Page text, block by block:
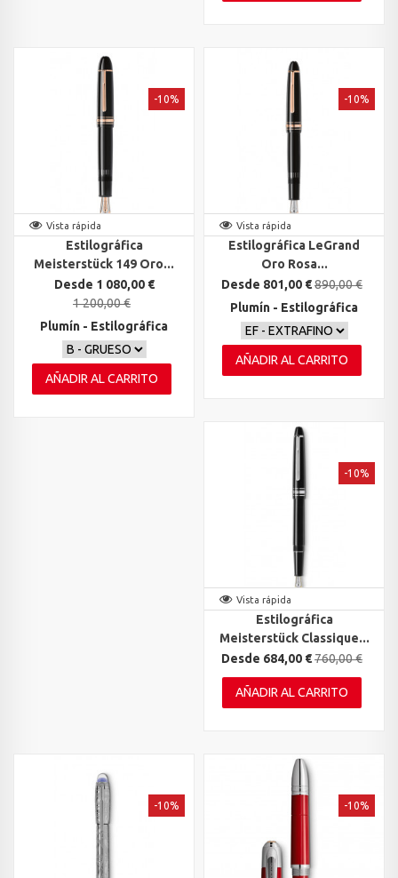
Vista rápida
Estilográfica
Meisterstück 149 Oro...
Desde 1 080,00 €
1 200,00 €
-10%
Plumín - Estilográfica
AÑADIR AL CARRITO
Vista rápida
Estilográfica LeGrand
Oro Rosa...
Desde 801,00 €890,00 €
-10%
Plumín - Estilográfica
AÑADIR AL CARRITO
Vista rápida
Estilográfica
Meisterstück Classique...
Desde 684,00 €760,00 €
-10%
AÑADIR AL CARRITO
-10% -10%